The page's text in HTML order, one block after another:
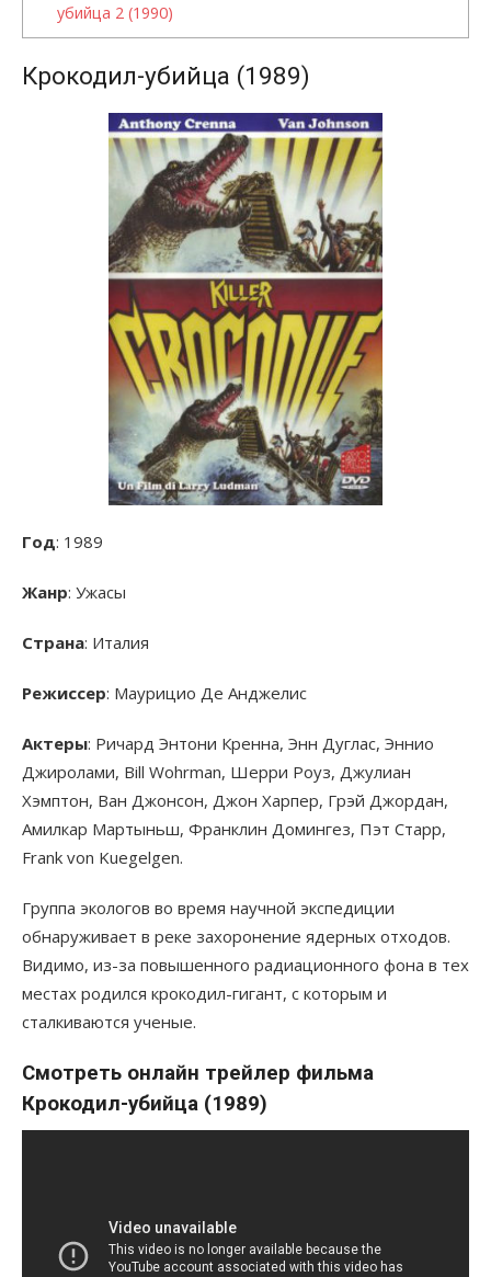
убийца 2 (1990)
Крокодил-убийца (1989)
Год: 1989
Жанр: Ужасы
Страна: Италия
Режиссер: Маурицио Де Анджелис
Актеры: Ричард Энтони Кренна, Энн Дуглас, Эннио
Джиролами, Bill Wohrman, Шерри Роуз, Джулиан
Хэмптон, Ван Джонсон, Джон Харпер, Грэй Джордан,
Амилкар Мартыньш, Франклин Домингез, Пэт Старр,
Frank von Kuegelgen.
Группа экологов во время научной экспедиции
обнаруживает в реке захоронение ядерных отходов.
Видимо, из-за повышенного радиационного фона в тех
местах родился крокодил-гигант, с которым и
сталкиваются ученые.
Смотреть онлайн трейлер фильма
Крокодил-убийца (1989)